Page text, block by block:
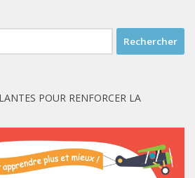
POUR RENFORCER LA